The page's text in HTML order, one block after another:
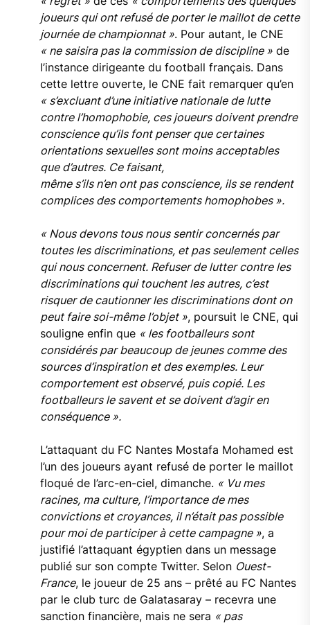
joueurs qui ont refusé de porter le maillot de cette
journée de championnat ». Pour autant, le CNE
« ne saisira pas la commission de discipline »de
l’instance dirigeante du football français. Dans
cette lettre ouverte, le CNE fait remarquer qu’en
« s’excluant d’une initiative nationale de lutte
contre l’homophobie, ces joueurs doivent prendre
conscience qu’ils font penser que certaines
orientations sexuelles sont moins acceptables
que d’autres. Ce faisant,
même s’ils n’en ont pas conscience, ils se rendent
complices des comportements homophobes ».
« Nous devons tous nous sentir concernés par
toutes les discriminations, et pas seulement celles
qui nous concernent. Refuser de lutter contre les
discriminations qui touchent les autres, c’est
risquer de cautionner les discriminations dont on
peut faire soi-même l’objet », poursuit le CNE, qui
souligne enfin que « les footballeurs sont
considérés par beaucoup de jeunes comme des
sources d’inspiration et des exemples. Leur
comportement est observé, puis copié. Les
footballeurs le savent et se doivent d’agir en
conséquence ».
L’attaquant du FC Nantes Mostafa Mohamed est
l’un des joueurs ayant refusé de porter le maillot
floqué de l’arc-en-ciel, dimanche. « Vu mes
racines, ma culture, l’importance de mes
convictions et croyances, il n’était pas possible
pour moi de participer à cette campagne », a
justifié l’attaquant égyptien dans un message
publié sur son compte Twitter. Selon Ouest-
France, le joueur de 25 ans – prêté au FC Nantes
par le club turc de Galatasaray – recevra une
sanction financière, mais ne sera « pas